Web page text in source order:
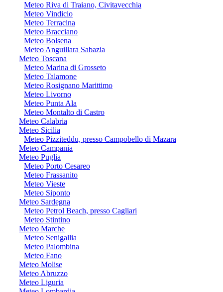
Meteo Riva di Traiano, Civitavecchia
Meteo Vindicio
Meteo Terracina
Meteo Bracciano
Meteo Bolsena
Meteo Anguillara Sabazia
Meteo Toscana
Meteo Marina di Grosseto
Meteo Talamone
Meteo Rosignano Marittimo
Meteo Livorno
Meteo Punta Ala
Meteo Montalto di Castro
Meteo Calabria
Meteo Sicilia
Meteo Pizziteddu, presso Campobello di Mazara
Meteo Campania
Meteo Puglia
Meteo Porto Cesareo
Meteo Frassanito
Meteo Vieste
Meteo Siponto
Meteo Sardegna
Meteo Petrol Beach, presso Cagliari
Meteo Stintino
Meteo Marche
Meteo Senigallia
Meteo Palombina
Meteo Fano
Meteo Molise
Meteo Abruzzo
Meteo Liguria